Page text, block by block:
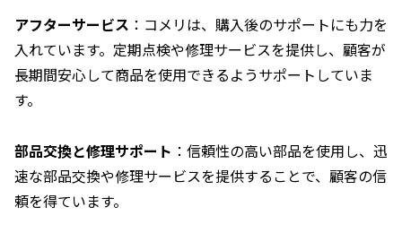
アフターサービス ：コメリは、購入後のサポートにも力を
入れています。定期点検や修理サービスを提供し、顧客が
長期間安心して商品を使用できるようサポートしていま
す。
部品交換と修理サポート ：信頼性の高い部品を使用し、迅
速な部品交換や修理サービスを提供することで、顧客の信
頼を得ています。